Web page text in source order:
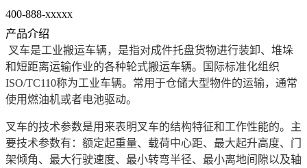
400-888-xxxxx
产品介绍
叉车是工业搬运车辆，是指对成件托盘货物进行装卸、堆垛
和短距离运输作业的各种轮式搬运车辆。国际标准化组织
ISO/TC110称为工业车辆。常用于仓储大型物件的运输，通常
使用燃油机或者电池驱动。
叉车的技术参数是用来表明叉车的结构特征和工作性能的。主
要技术参数有：额定起重量、载荷中心距、最大起升高度、门
架倾角、最大行驶速度、最小转弯半径、最小离地间隙以及轴